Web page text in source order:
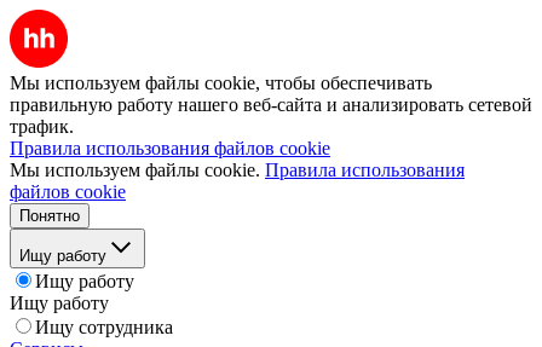
Мы используем файлы cookie, чтобы обеспечивать
правильную работу нашего веб-сайта и анализировать сетевой
трафик.
Правила использования файлов cookie
Мы используем файлы cookie. Правила использования
файлов cookie
Понятно
Ищу работу
Ищу работу
Ищу работу
Ищу сотрудника